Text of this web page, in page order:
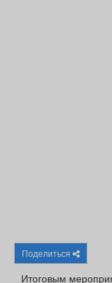
Поделиться
Итоговым